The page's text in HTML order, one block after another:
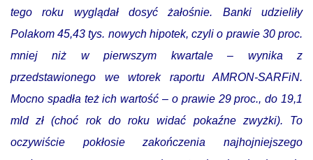
tego roku wyglądał dosyć żałośnie. Banki udzieliły
Polakom 45,43 tys. nowych hipotek, czyli o prawie 30 proc.
mniej niż w pierwszym kwartale – wynika z
przedstawionego we wtorek raportu AMRON-SARFiN.
Mocno spadła też ich wartość – o prawie 29 proc., do 19,1
mld zł (choć rok do roku widać pokaźne zwyżki). To
oczywiście pokłosie zakończenia najhojniejszego